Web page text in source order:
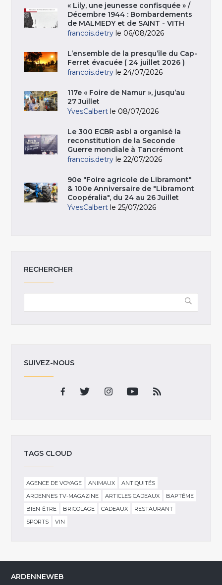
« Lily, une jeunesse confisquée » /
Décembre 1944 : Bombardements
de MALMEDY et de SAINT - VITH
francois.detry le 06/08/2026
L’ensemble de la presqu’île du Cap-
Ferret évacuée ( 24 juillet 2026 )
francois.detry le 24/07/2026
117e « Foire de Namur », jusqu’au
27 Juillet
YvesCalbert le 08/07/2026
Le 300 ECBR asbl a organisé la
reconstitution de la Seconde
Guerre mondiale à Tancrémont
francois.detry le 22/07/2026
90e "Foire agricole de Libramont"
& 100e Anniversaire de "Libramont
Coopéralia", du 24 au 26 Juillet
YvesCalbert le 25/07/2026
RECHERCHER
SUIVEZ-NOUS
TAGS CLOUD
AGENCE DE VOYAGE ANIMAUX
ANTIQUITÉS
ARDENNES TV-MAGAZINE
ARTICLES CADEAUX
BAPTÊME
BIEN-ÊTRE
BRICOLAGE CADEAUX
RESTAURANT
SPORTS
VIN
ARDENNEWEB